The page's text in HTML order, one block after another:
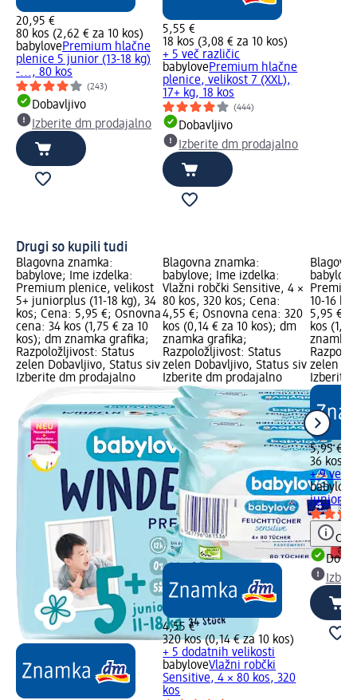
20,95 €
80 kos (2,62 € za 10 kos)
babylovePremium hlačne
plenice 5 junior (13-18 kg)
-..., 80 kos
(243)
Dobavljivo
Izberite dm prodajalno
5,55 €
18 kos (3,08 € za 10 kos)
+ 5 več različic
babylovePremium hlačne
plenice, velikost 7 (XXL),
17+ kg, 18 kos
(444)
Dobavljivo
Izberite dm prodajalno
Drugi so kupili tudi
Blagovna znamka:
babylove; Ime izdelka:
Premium plenice, velikost
5+ juniorplus (11-18 kg), 34
kos; Cena: 5,95 €; Osnovna
cena: 34 kos (1,75 € za 10
kos); dm znamka grafika;
Razpoložljivost: Status
zelen Dobavljivo, Status siv
Izberite dm prodajalno
Blagovna znamka:
babylove; Ime izdelka:
Vlažni robčki Sensitive, 4 ×
80 kos, 320 kos; Cena:
4,55 €; Osnovna cena: 320
kos (0,14 € za 10 kos); dm
znamka grafika;
Razpoložljivost: Status
zelen Dobavljivo, Status siv
Izberite dm prodajalno
4,55 €
320 kos (0,14 € za 10 kos)
+ 5 dodatnih velikosti
babyloveVlažni robčki
Sensitive, 4 × 80 kos, 320
kos
10-16
5,95 €;
kos
znamka
zelen
Izberite
5,95 €
36 kos
+ 9 več
babylove
junior 5,